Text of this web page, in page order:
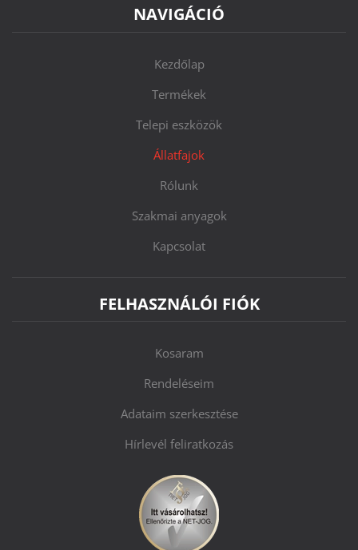
NAVIGÁCIÓ
Kezdőlap
Termékek
Telepi eszközök
Állatfajok
Rólunk
Szakmai anyagok
Kapcsolat
FELHASZNÁLÓI FIÓK
Kosaram
Rendeléseim
Adataim szerkesztése
Hírlevél feliratkozás